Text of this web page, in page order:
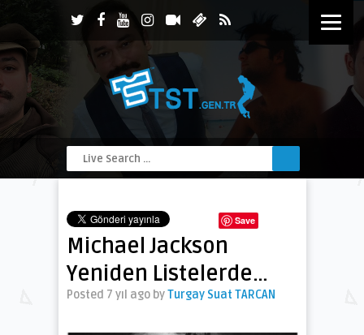
Save
Michael Jackson
Yeniden Listelerde…
Posted 7 yıl ago byTurgay Suat TARCAN